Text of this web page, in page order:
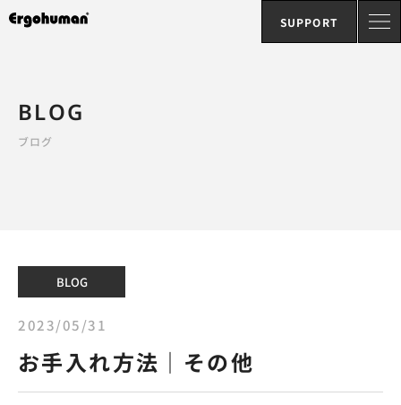
SUPPORT
BLOG
ブログ
BLOG
2023/05/31
お手入れ方法｜その他